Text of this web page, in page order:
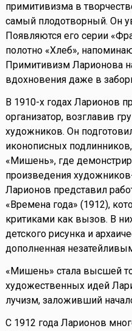
примитивизма в
самый плодотворный. Он
Появляются его серии
полотно «Хлеб»,
Примитивизм Ларионова
вдохновения даже в
В 1910-х годах Ларионов
организатор, возглавив
художников. Он
иконописных
«Мишень», где
произведения
Ларионов представил
«Времена года» (1912),
критиками как вызов. В
детского рисунка и
дополненная
«Мишень» стала высшей
художественных идей
лучизм, заложивший
С 1912 года Ларионов